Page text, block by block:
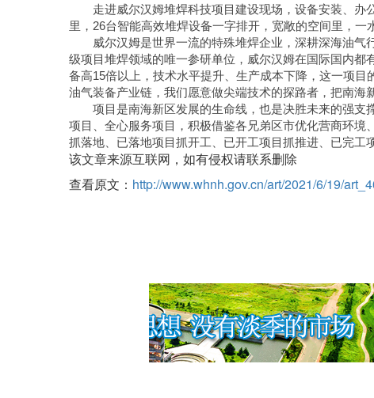
走进威尔汉姆堆焊科技项目建设现场，设备安装、
里，26台智能高效堆焊设备一字排开，宽敞的空间里，一
威尔汉姆是世界一流的特殊堆焊企业，深耕深海油气
级项目堆焊领域的唯一参研单位，威尔汉姆在国际国内
备高15倍以上，技术水平提升、生产成本下降，这一项
油气装备产业链，我们愿意做尖端技术的探路者，把南海
项目是南海新区发展的生命线，也是决胜未来的强支
项目、全心服务项目，积极借鉴各兄弟区市优化营商环
抓落地、已落地项目抓开工、已开工项目抓推进、已完工
该文章来源互联网，如有侵权请联系删除
查看原文： http://www.whnh.gov.cn/art/2021/6/19/